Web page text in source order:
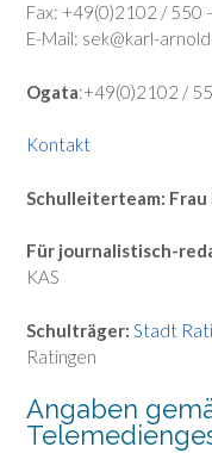
Fax: +49(0)2102 / 550
E-Mail: sek@karl-
Ogata:+49(0)2102 /
Kontakt
Schulleiterteam: Frau
Für journalistisch-
KAS
Schulträger: Stadt
Ratingen
Angaben